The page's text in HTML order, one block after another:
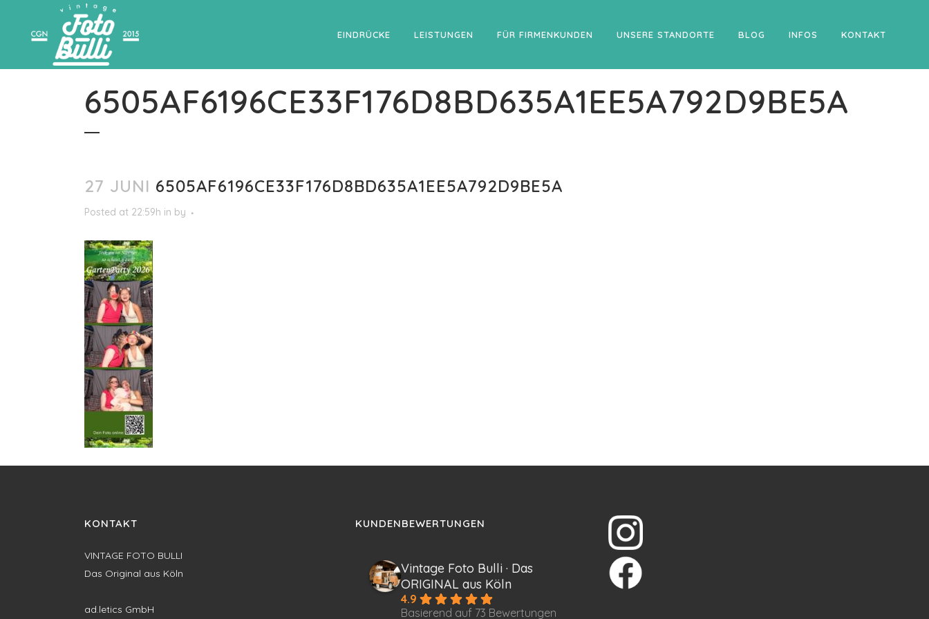
EINDRÜCKE LEISTUNGEN FÜR FIRMENKUNDEN UNSERE STANDORTE BLOG INFOS KONTAKT
6505AF6196CE33F176D8BD635A1EE5A792D9BE5A
27 JUNI 6505AF6196CE33F176D8BD635A1EE5A792D9BE5A
Posted at 22:59h in by
KONTAKT
VINTAGE FOTO BULLI
Das Original aus Köln
ad.letics GmbH
KUNDENBEWERTUNGEN
Vintage Foto Bulli · Das
ORIGINAL aus Köln
4.9
Basierend auf 73 Bewertungen